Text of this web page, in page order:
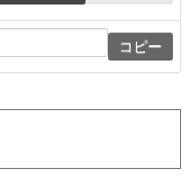
コピー